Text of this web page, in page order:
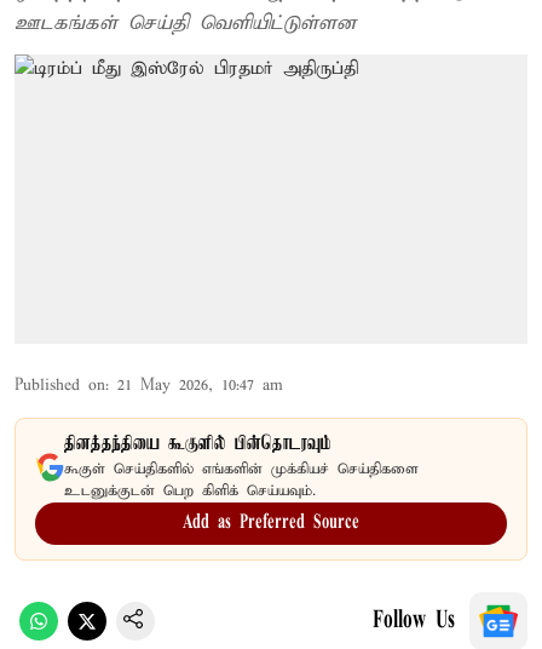
ஊடகங்கள் செய்தி வெளியிட்டுள்ளன
Published on: 21 May 2026, 10:47 am
தினத்தந்தியை கூகுளில் பின்தொடரவும்
கூகுள் செய்திகளில் எங்களின் முக்கியச் செய்திகளை
உடனுக்குடன் பெற கிளிக் செய்யவும்.
Add as Preferred Source
Follow Us